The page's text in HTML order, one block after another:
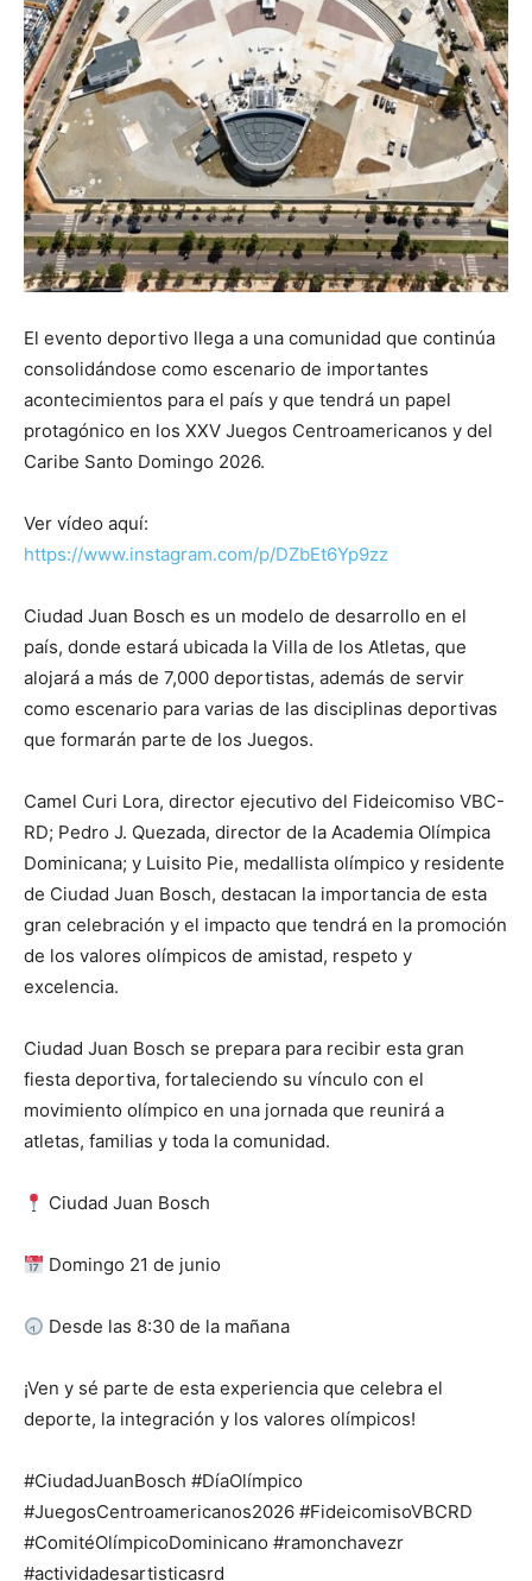
El evento deportivo llega a una comunidad que continúa
consolidándose como escenario de importantes
acontecimientos para el país y que tendrá un papel
protagónico en los XXV Juegos Centroamericanos y del
Caribe Santo Domingo 2026.
Ver vídeo aquí:
https://www.instagram.com/p/DZbEt6Yp9zz
Ciudad Juan Bosch es un modelo de desarrollo en el
país, donde estará ubicada la Villa de los Atletas, que
alojará a más de 7,000 deportistas, además de servir
como escenario para varias de las disciplinas deportivas
que formarán parte de los Juegos.
Camel Curi Lora, director ejecutivo del Fideicomiso VBC-
RD; Pedro J. Quezada, director de la Academia Olímpica
Dominicana; y Luisito Pie, medallista olímpico y residente
de Ciudad Juan Bosch, destacan la importancia de esta
gran celebración y el impacto que tendrá en la promoción
de los valores olímpicos de amistad, respeto y
excelencia.
Ciudad Juan Bosch se prepara para recibir esta gran
fiesta deportiva, fortaleciendo su vínculo con el
movimiento olímpico en una jornada que reunirá a
atletas, familias y toda la comunidad.
Ciudad Juan Bosch
Domingo 21 de junio
Desde las 8:30 de la mañana
¡Ven y sé parte de esta experiencia que celebra el
deporte, la integración y los valores olímpicos!
#CiudadJuanBosch #DíaOlímpico
#JuegosCentroamericanos2026 #FideicomisoVBCRD
#ComitéOlímpicoDominicano #ramonchavezr
#actividadesartisticasrd